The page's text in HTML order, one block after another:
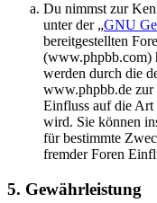
Du nimmst zur
unter der „GNU
bereitgestellten
(www.phpbb.com)
werden durch die
www.phpbb.de zur
Einfluss auf die Art
wird. Sie können
für bestimmte
fremder Foren
5. Gewährleistung